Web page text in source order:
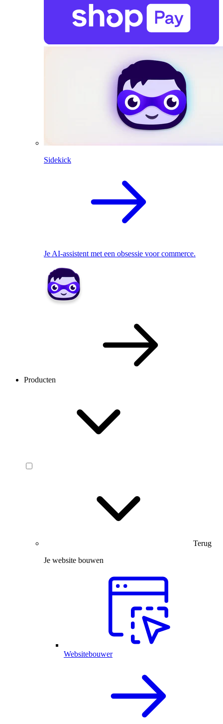
Sidekick
Je AI-assistent met een obsessie voor commerce.
Producten
Terug
Je website bouwen
Websitebouwer